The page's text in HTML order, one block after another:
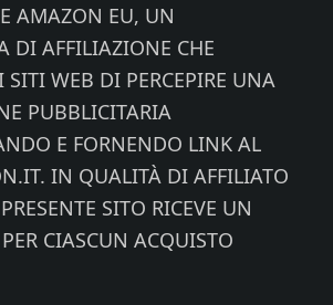
AMAZON EU, UN
DI AFFILIAZIONE CHE
SITI WEB DI PERCEPIRE UNA
PUBBLICITARIA
E FORNENDO LINK AL
IN QUALITÀ DI AFFILIATO
SITO RICEVE UN
CIASCUN ACQUISTO